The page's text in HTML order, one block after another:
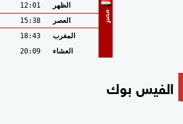
مصر
الظهر
12:01
العصر
15:38
المغرب
18:43
العشاء
20:09
الفيس بوك